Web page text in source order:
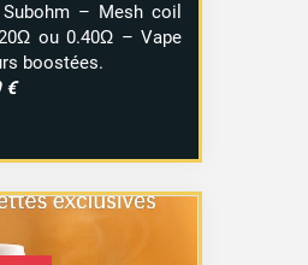
– Mesh coil
ou 0.40Ω – Vape
boostées.
€